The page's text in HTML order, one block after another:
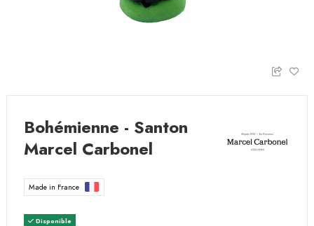
Bohémienne - Santon
Marcel Carbonel
Made in France
Disponible